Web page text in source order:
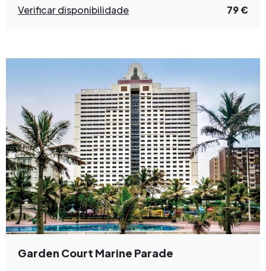
Verificar disponibilidade 79 €
Garden Court Marine Parade